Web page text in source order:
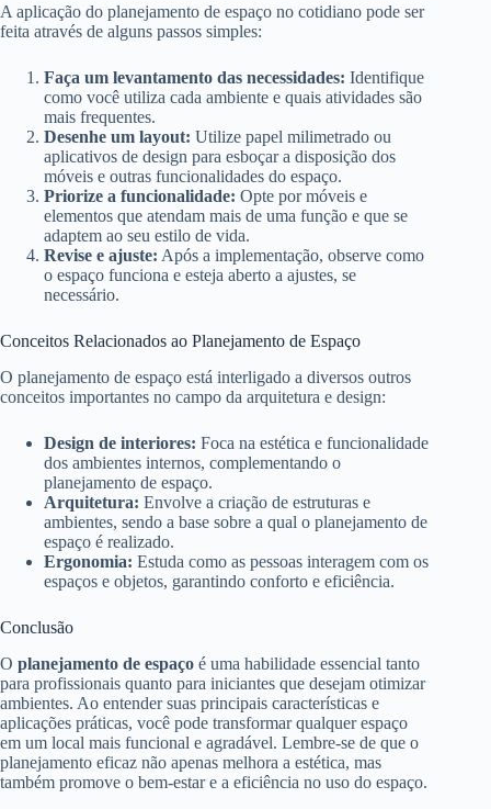
A aplicação do planejamento de espaço no cotidiano pode ser
feita através de alguns passos simples:
Faça um levantamento das necessidades: Identifique
como você utiliza cada ambiente e quais atividades são
mais frequentes.
Desenhe um layout: Utilize papel milimetrado ou
aplicativos de design para esboçar a disposição dos
móveis e outras funcionalidades do espaço.
Priorize a funcionalidade: Opte por móveis e
elementos que atendam mais de uma função e que se
adaptem ao seu estilo de vida.
Revise e ajuste: Após a implementação, observe como
o espaço funciona e esteja aberto a ajustes, se
necessário.
Conceitos Relacionados ao Planejamento de Espaço
O planejamento de espaço está interligado a diversos outros
conceitos importantes no campo da arquitetura e design:
Design de interiores: Foca na estética e funcionalidade
dos ambientes internos, complementando o
planejamento de espaço.
Arquitetura: Envolve a criação de estruturas e
ambientes, sendo a base sobre a qual o planejamento de
espaço é realizado.
Ergonomia: Estuda como as pessoas interagem com os
espaços e objetos, garantindo conforto e eficiência.
Conclusão
O planejamento de espaço é uma habilidade essencial tanto
para profissionais quanto para iniciantes que desejam otimizar
ambientes. Ao entender suas principais características e
aplicações práticas, você pode transformar qualquer espaço
em um local mais funcional e agradável. Lembre-se de que o
planejamento eficaz não apenas melhora a estética, mas
também promove o bem-estar e a eficiência no uso do espaço.